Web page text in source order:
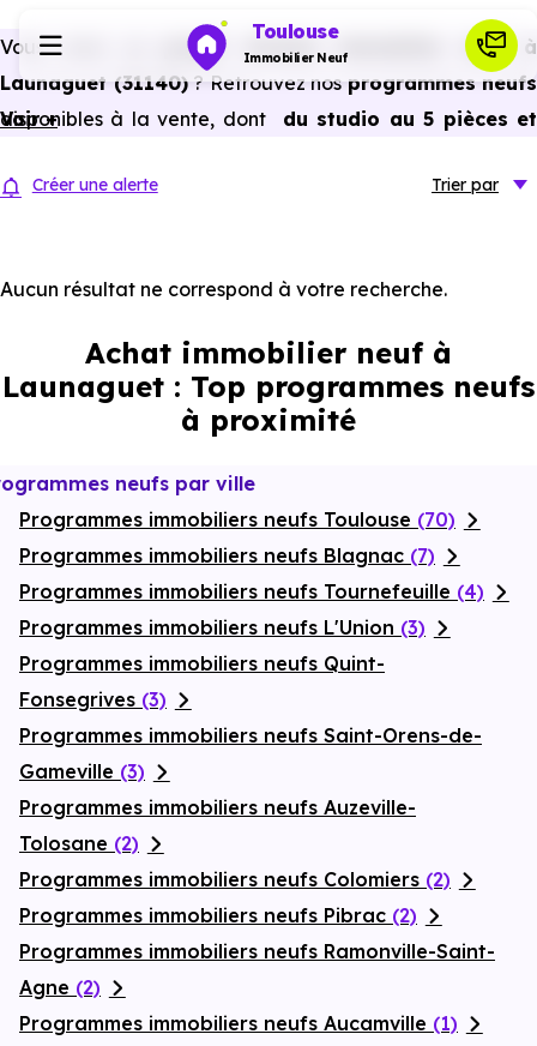
Toulouse
Immobilier Neuf
Investir
Actualités
Financer
Vous avez un
projet d’achat immobilier neuf à
Launaguet (31140)? Retrouvez nos programmes neufs
disponibles à la vente, dont
du studio au 5 pièces et
avantages du neuf :PTZ, TVA réduitedans certains cas,
énergétiques, garanties constructeur, etc.
Voir +
Créer une alerte Trier par
Aucun résultat ne correspond à votre recherche.
Achat immobilier neuf à
Launaguet : Top programmes neufs
à proximité
neufs par ville
Programmes immobiliers neufs Toulouse (70)
Programmes immobiliers neufs Blagnac (7)
Programmes immobiliers neufs Tournefeuille (4)
Programmes immobiliers neufs L'Union (3)
Programmes immobiliers neufs Quint-
Fonsegrives (3)
Programmes immobiliers neufs Saint-Orens-de-
Gameville (3)
Programmes immobiliers neufs Auzeville-
Tolosane (2)
Programmes immobiliers neufs Colomiers (2)
Programmes immobiliers neufs Pibrac (2)
Programmes immobiliers neufs Ramonville-Saint-
Agne (2)
Programmes immobiliers neufs Aucamville (1)